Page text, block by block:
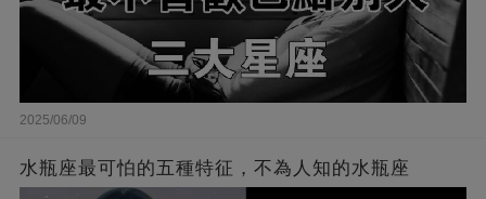
2025/06/09
水瓶座最可怕的五種特征，不為人知的水瓶座